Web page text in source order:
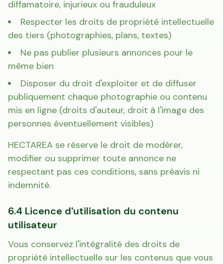
diffamatoire, injurieux ou frauduleux
Respecter les droits de propriété intellectuelle
des tiers (photographies, plans, textes)
Ne pas publier plusieurs annonces pour le
même bien
Disposer du droit d'exploiter et de diffuser
publiquement chaque photographie ou contenu
mis en ligne (droits d'auteur, droit à l'image des
personnes éventuellement visibles)
HECTAREA se réserve le droit de modérer,
modifier ou supprimer toute annonce ne
respectant pas ces conditions, sans préavis ni
indemnité.
6.4 Licence d'utilisation du contenu
utilisateur
Vous conservez l'intégralité des droits de
propriété intellectuelle sur les contenus que vous